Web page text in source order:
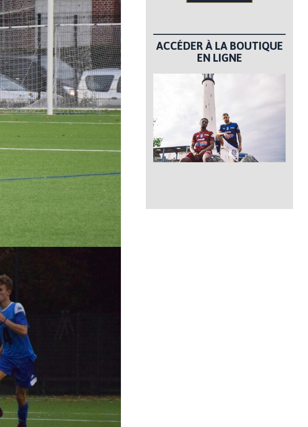
ACCÉDER À LA BOUTIQUE
EN LIGNE